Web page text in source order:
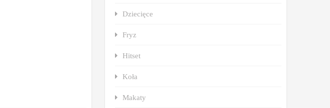
Dziecięce
Fryz
Hitset
Koła
Makaty